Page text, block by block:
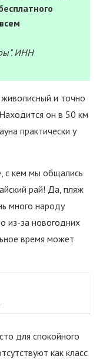
ИНН
и точно
он в 50 км
практически у
с кем мы общались
рай! Да, пляж
много народу
из-за новогодних
время может
для спокойного
как класс